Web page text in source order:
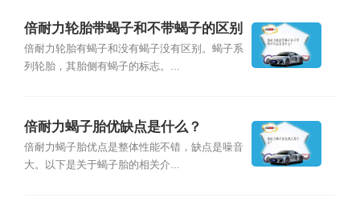
倍耐力轮胎带蝎子和不带蝎子的区别
是什么？
倍耐力轮胎有蝎子和没有蝎子没有区别。蝎子系
列轮胎，其胎侧有蝎子的标志。...
倍耐力蝎子胎优缺点是什么？
倍耐力蝎子胎优点是整体性能不错，缺点是噪音
大。以下是关于蝎子胎的相关介...